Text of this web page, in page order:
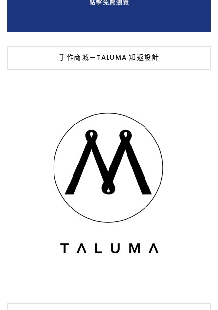
手作商城－TALUMA 知返設計